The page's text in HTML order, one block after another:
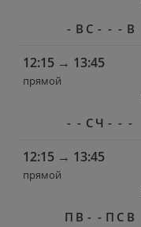
- В С - - - В
12:15 → 13:45
прямой
- - С Ч - - -
12:15 → 13:45
прямой
П В - - П С В